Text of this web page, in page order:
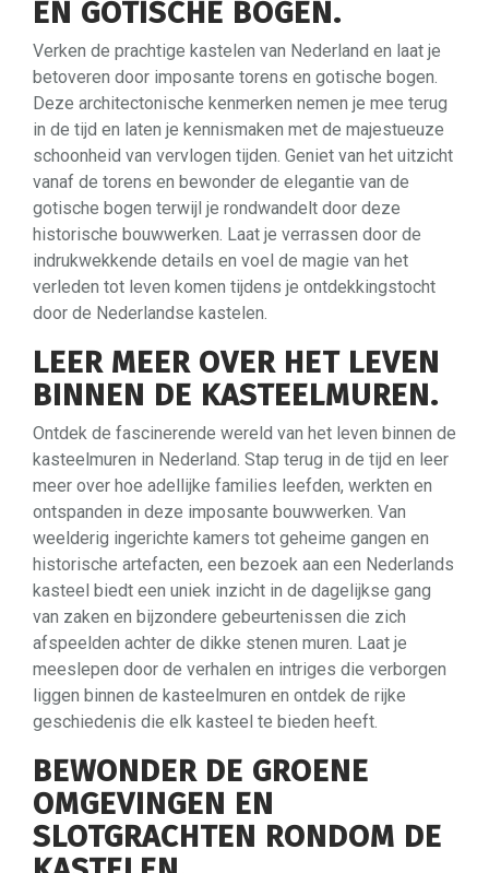
EN GOTISCHE BOGEN.
Verken de prachtige kastelen van Nederland en laat je
betoveren door imposante torens en gotische bogen.
Deze architectonische kenmerken nemen je mee terug
in de tijd en laten je kennismaken met de majestueuze
schoonheid van vervlogen tijden. Geniet van het uitzicht
vanaf de torens en bewonder de elegantie van de
gotische bogen terwijl je rondwandelt door deze
historische bouwwerken. Laat je verrassen door de
indrukwekkende details en voel de magie van het
verleden tot leven komen tijdens je ontdekkingstocht
door de Nederlandse kastelen.
LEER MEER OVER HET LEVEN
BINNEN DE KASTEELMUREN.
Ontdek de fascinerende wereld van het leven binnen de
kasteelmuren in Nederland. Stap terug in de tijd en leer
meer over hoe adellijke families leefden, werkten en
ontspanden in deze imposante bouwwerken. Van
weelderig ingerichte kamers tot geheime gangen en
historische artefacten, een bezoek aan een Nederlands
kasteel biedt een uniek inzicht in de dagelijkse gang
van zaken en bijzondere gebeurtenissen die zich
afspeelden achter de dikke stenen muren. Laat je
meeslepen door de verhalen en intriges die verborgen
liggen binnen de kasteelmuren en ontdek de rijke
geschiedenis die elk kasteel te bieden heeft.
BEWONDER DE GROENE
OMGEVINGEN EN
SLOTGRACHTEN RONDOM DE